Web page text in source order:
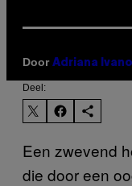
Door Adriana
Deel:
Een zwevend
die door een